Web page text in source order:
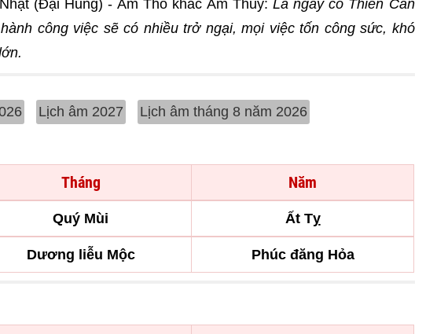
(Đại Hung) - Âm Thổ khắc Âm Thủy:Là ngày có Thiên Can
công việc sẽ có nhiều trở ngại, mọi việc tốn công sức, khó
Lịch âm 2027 Lịch âm tháng 8 năm 2026
Tháng Năm
Quý Mùi Ất Tỵ
Dương liễu Mộc Phúc đăng Hỏa